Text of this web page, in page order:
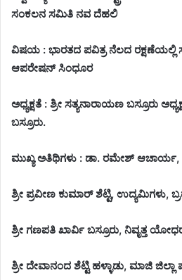
ಸಂಕಲನ ಸಮಿತಿ ನವ ದೆಹಲಿ
ವಿಷಯ : ಭಾರತದ ಪವಿತ್ರ ನೆಲದ ರಕ್ಷಣೆಯಲ್ಲಿ
ಆಪರೇಷನ್ ಸಿಂಧೂರ
ಅಧ್ಯಕ್ಷತೆ : ಶ್ರೀ ಸತ್ಯನಾರಾಯಣ ಬಸ್ರೂರು
ಬಸ್ರೂರು.
ಮುಖ್ಯ ಅತಿಥಿಗಳು : ಡಾ. ರಮೇಶ್ ಆಚಾರ್ಯ,
ಶ್ರೀ ಪ್ರವೀಣ ಕುಮಾರ್ ಶೆಟ್ಟಿ, ಉದ್ಯಮಿಗಳು,
ಶ್ರೀ ಗಣಪತಿ ಖಾರ್ವಿ ಬಸ್ರೂರು, ನಿವೃತ್ತ
ಶ್ರೀ ದೇವಾನಂದ ಶೆಟ್ಟಿ ಹಳ್ಳಾಡು, ಮಾಜಿ